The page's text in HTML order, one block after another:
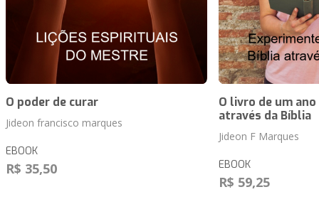
O poder de curar
Jideon francisco marques
EBOOK
R$ 35,50
O livro de um
através da Bíblia
Jideon F Marques
EBOOK
R$ 59,25